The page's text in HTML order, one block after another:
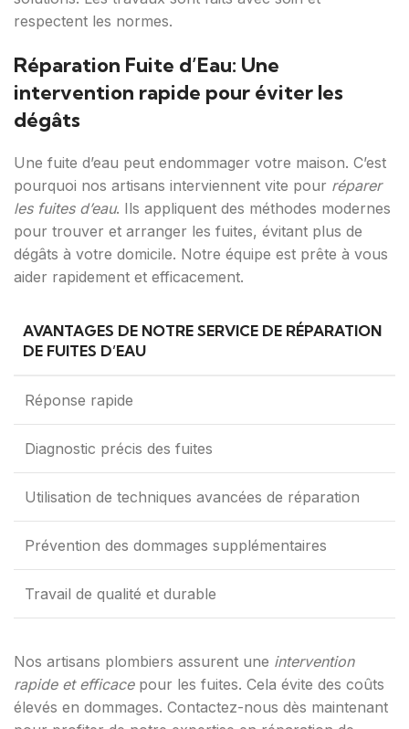
respectent les normes.
Réparation Fuite d’Eau: Une
intervention rapide pour éviter les
dégâts
Une fuite d’eau peut endommager votre maison. C’est
pourquoi nos artisans interviennent vite pour réparer
les fuites d’eau. Ils appliquent des méthodes modernes
pour trouver et arranger les fuites, évitant plus de
dégâts à votre domicile. Notre équipe est prête à vous
aider rapidement et efficacement.
AVANTAGES DE NOTRE SERVICE DE RÉPARATION
DE FUITES D’EAU
Réponse rapide
Diagnostic précis des fuites
Utilisation de techniques avancées de réparation
Prévention des dommages supplémentaires
Travail de qualité et durable
Nos artisans plombiers assurent une intervention
rapide et efficacepour les fuites. Cela évite des coûts
élevés en dommages. Contactez-nous dès maintenant